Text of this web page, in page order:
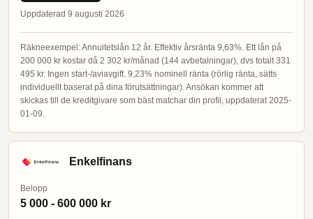
Uppdaterad 9 augusti 2026
Räkneexempel: Annuitetslån 12 år. Effektiv årsränta 9,63%. Ett lån på
200 000 kr kostar då 2 302 kr/månad (144 avbetalningar), dvs totalt 331
495 kr. Ingen start-/aviavgift. 9,23% nominell ränta (rörlig ränta, sätts
individuellt baserat på dina förutsättningar). Ansökan kommer att
skickas till de kreditgivare som bäst matchar din profil, uppdaterat 2025-
01-09.
Enkelfinans
Belopp
5 000 - 600 000 kr